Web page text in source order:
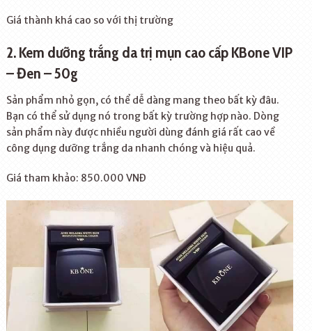
Giá thành khá cao so với thị trường
2. Kem dưỡng trắng da trị mụn cao cấp KBone VIP
– Đen – 50g
Sản phẩm nhỏ gọn, có thể dễ dàng mang theo bất kỳ đâu.
Bạn có thể sử dụng nó trong bất kỳ trường hợp nào. Dòng
sản phẩm này được nhiều người dùng đánh giá rất cao về
công dụng dưỡng trắng da nhanh chóng và hiệu quả.
Giá tham khảo: 850.000 VNĐ